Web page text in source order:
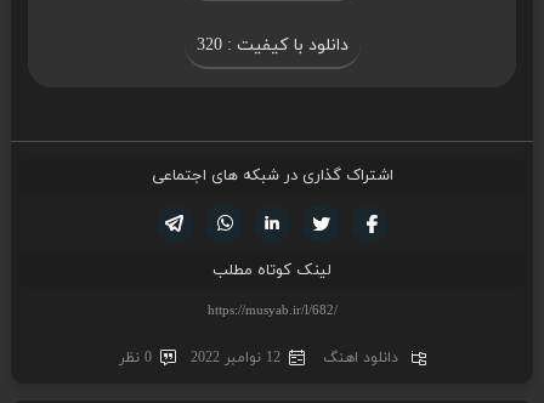
دانلود با کیفیت : 320
اشتراک گذاری در شبکه های اجتماعی
لینکدین تویتر
فیسوک
لینک کوتاه مطلب
دانلود اهنگ 12 نوامبر 2022 0 نظر